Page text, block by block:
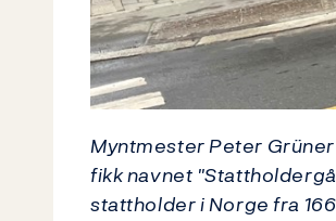
Myntmester Peter Grüner
fikk navnet
stattholder i Norge fra